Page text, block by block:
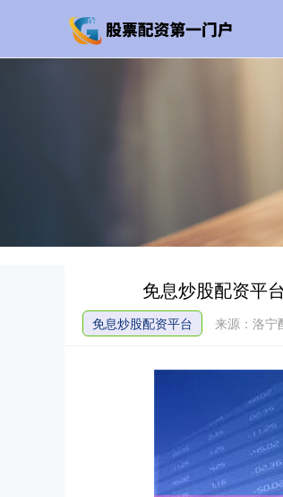
免息炒股配资平
免息炒股配资平台 来源：洛宁